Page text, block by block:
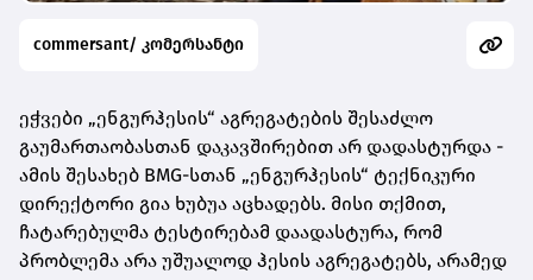
commersant/ კომერსანტი
ეჭვები „ენგურჰესის“ აგრეგატების შესაძლო
გაუმართაობასთან დაკავშირებით არ დადასტურდა -
ამის შესახებ BMG-სთან „ენგურჰესის“ ტექნიკური
დირექტორი გია ხუბუა აცხადებს. მისი თქმით,
ჩატარებულმა ტესტირებამ დაადასტურა, რომ
პრობლემა არა უშუალოდ ჰესის აგრეგატებს, არამედ